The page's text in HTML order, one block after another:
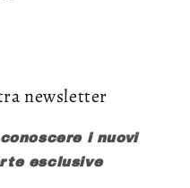
newsletter
i nuovi
esclusive